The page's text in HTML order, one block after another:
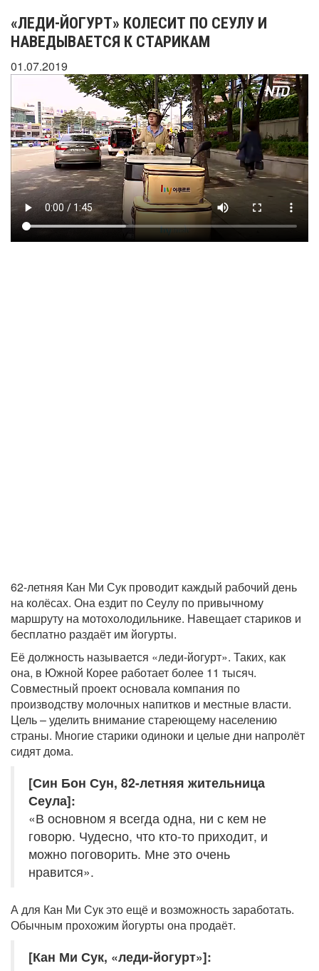
«ЛЕДИ-ЙОГУРТ» КОЛЕСИТ ПО СЕУЛУ И
НАВЕДЫВАЕТСЯ К СТАРИКАМ
01.07.2019
62-летняя Кан Ми Сук проводит каждый рабочий день
на колёсах. Она ездит по Сеулу по привычному
маршруту на мотохолодильнике. Навещает стариков и
бесплатно раздаёт им йогурты.
Её должность называется «леди-йогурт». Таких, как
она, в Южной Корее работает более 11 тысяч.
Совместный проект основала компания по
производству молочных напитков и местные власти.
Цель – уделить внимание стареющему населению
страны. Многие старики одиноки и целые дни напролёт
сидят дома.
[Син Бон Сун, 82-летняя жительница
Сеула]:
«В основном я всегда одна, ни с кем не
говорю. Чудесно, что кто-то приходит, и
можно поговорить. Мне это очень
нравится».
А для Кан Ми Сук это ещё и возможность заработать.
Обычным прохожим йогурты она продаёт.
[Кан Ми Сук, «леди-йогурт»]: